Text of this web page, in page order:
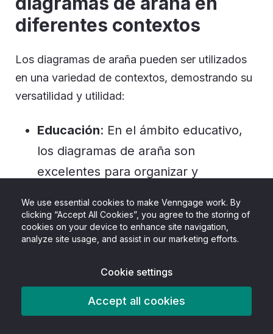
We use essential cookies to make Venngage work. By
clicking “Accept All Cookies”, you agree to the storing of
cookies on your device to enhance site navigation,
analyze site usage, and assist in our marketing efforts.
Cookie settings
Accept all cookies
diferentes contextos
Los diagramas de araña pueden ser utilizados
en una variedad de contextos, demostrando su
versatilidad y utilidad:
Educación: En el ámbito educativo,
los diagramas de araña son
excelentes para organizar y
proceso de enseñanza y aprendizaje.
Los estudiantes pueden utilizarlos
visualizar las relaciones entre
diferentes conceptos.
Negocio: En el mundo empresarial,